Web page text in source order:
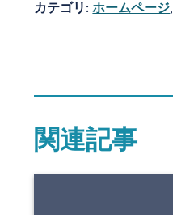
カテゴリ: ホームページ,
関連記事